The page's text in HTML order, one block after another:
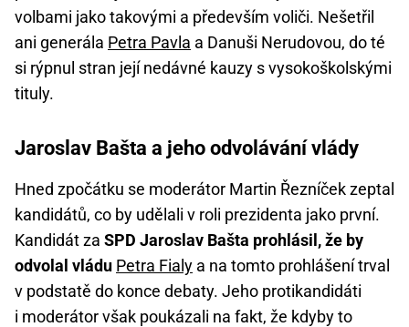
volbami jako takovými a především voliči. Nešetřil
ani generála Petra Pavla a Danuši Nerudovou, do té
si rýpnul stran její nedávné kauzy s vysokoškolskými
tituly.
Jaroslav Bašta a jeho odvolávání vlády
Hned zpočátku se moderátor Martin Řezníček zeptal
kandidátů, co by udělali v roli prezidenta jako první.
Kandidát za SPD Jaroslav Bašta prohlásil, že by
odvolal vládu Petra Fialy a na tomto prohlášení trval
v podstatě do konce debaty. Jeho protikandidáti
i moderátor však poukázali na fakt, že kdyby to